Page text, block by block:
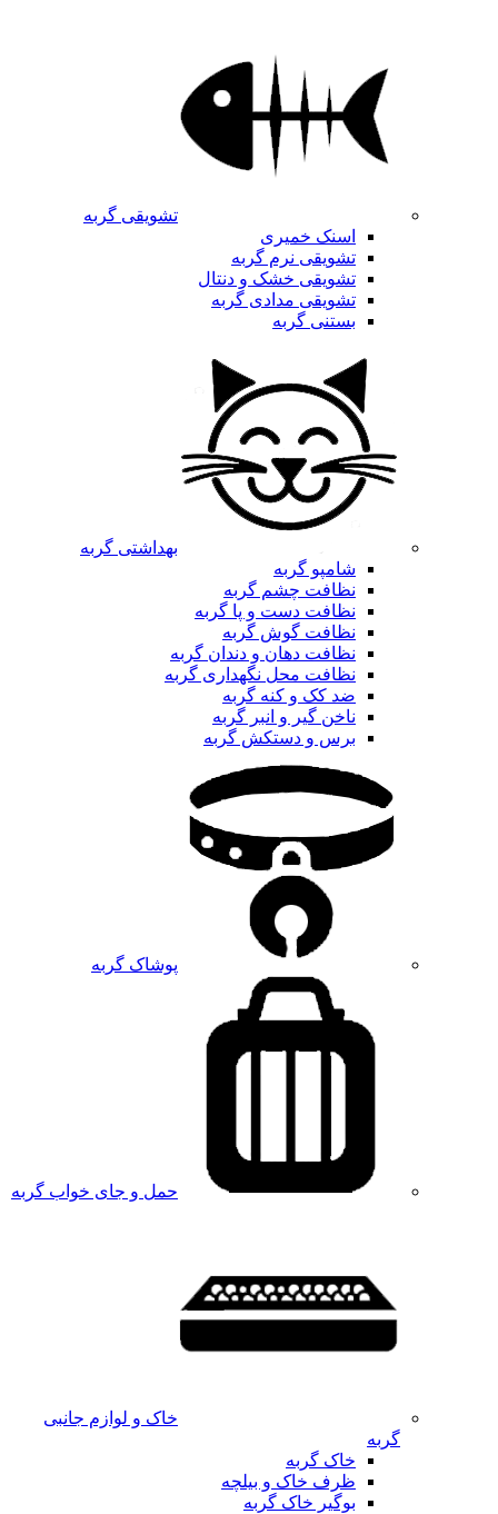
تشویقی گربه
اسنک خمیری
تشویقی نرم گربه
تشویقی خشک و دنتال
تشویقی مدادی گربه
بستنی گربه
بهداشتی گربه
شامپو گربه
نظافت چشم گربه
نظافت دست و پا گربه
نظافت گوش گربه
نظافت دهان و دندان گربه
نظافت محل نگهداری گربه
ضد کک و کنه گربه
ناخن گیر و انبر گربه
برس و دستکش گربه
پوشاک گربه
حمل و جای خواب گربه
خاک و لوازم جانبی
گربه
خاک گربه
ظرف خاک و بیلچه
بوگیر خاک گربه